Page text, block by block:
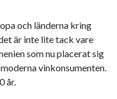
och länderna kring
är inte lite tack vare
som nu placerat sig
vinkonsumenten.
år.